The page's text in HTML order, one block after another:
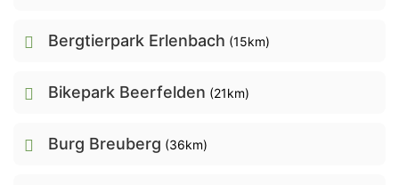
Bergtierpark Erlenbach (15km)
Bikepark Beerfelden (21km)
Burg Breuberg (36km)